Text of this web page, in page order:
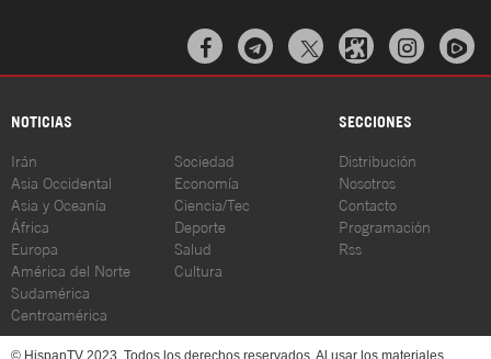
  
NOTICIAS SECCIONES
Irán
Asia Occidental
Asia y Oceanía
África
Europa
América del Norte
Sudamérica
Centroamérica
Sociedad
Economía
Ciencia/Tec
Deporte
Salud
Cultura
Distribución
Nosotros
Contacto
Programación
Rss
© HispanTV 2023. Todos los derechos reservados. Al usar los materiales